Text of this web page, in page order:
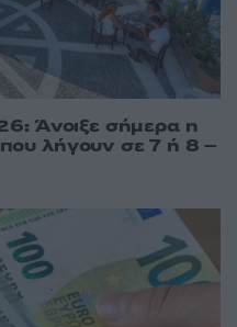
Άνοιξε σήμερα η
λήγουν σε 7 ή 8 –